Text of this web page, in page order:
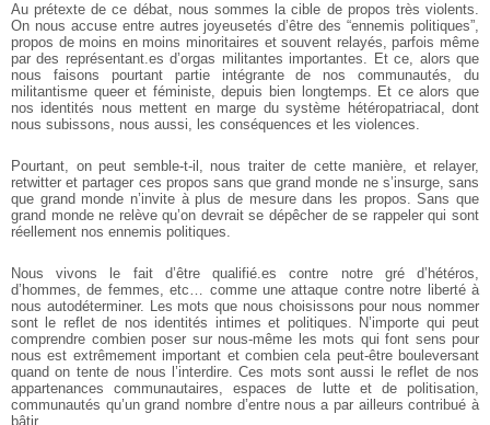
Au prétexte de ce débat, nous sommes la cible de propos très violents.
On nous accuse entre autres joyeusetés d’être des “ennemis politiques”,
propos de moins en moins minoritaires et souvent relayés, parfois même
par des représentant.es d’orgas militantes importantes. Et ce, alors que
nous faisons pourtant partie intégrante de nos communautés, du
militantisme queer et féministe, depuis bien longtemps. Et ce alors que
nos identités nous mettent en marge du système hétéropatriacal, dont
nous subissons, nous aussi, les conséquences et les violences.
Pourtant, on peut semble-t-il, nous traiter de cette manière, et relayer,
retwitter et partager ces propos sans que grand monde ne s’insurge, sans
que grand monde n’invite à plus de mesure dans les propos. Sans que
grand monde ne relève qu’on devrait se dépêcher de se rappeler qui sont
réellement nos ennemis politiques.
Nous vivons le fait d’être qualifié.es contre notre gré d’hétéros,
d’hommes, de femmes, etc… comme une attaque contre notre liberté à
nous autodéterminer. Les mots que nous choisissons pour nous nommer
sont le reflet de nos identités intimes et politiques. N’importe qui peut
comprendre combien poser sur nous-même les mots qui font sens pour
nous est extrêmement important et combien cela peut-être bouleversant
quand on tente de nous l’interdire. Ces mots sont aussi le reflet de nos
appartenances communautaires, espaces de lutte et de politisation,
communautés qu’un grand nombre d’entre nous a par ailleurs contribué à
bâtir.